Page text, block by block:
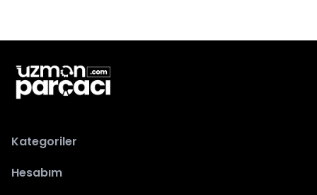
Kategoriler
Hesabım